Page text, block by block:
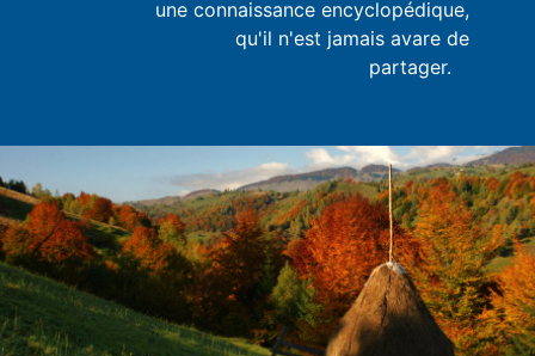
une connaissance encyclopédique,
qu'il n'est jamais avare de
partager.